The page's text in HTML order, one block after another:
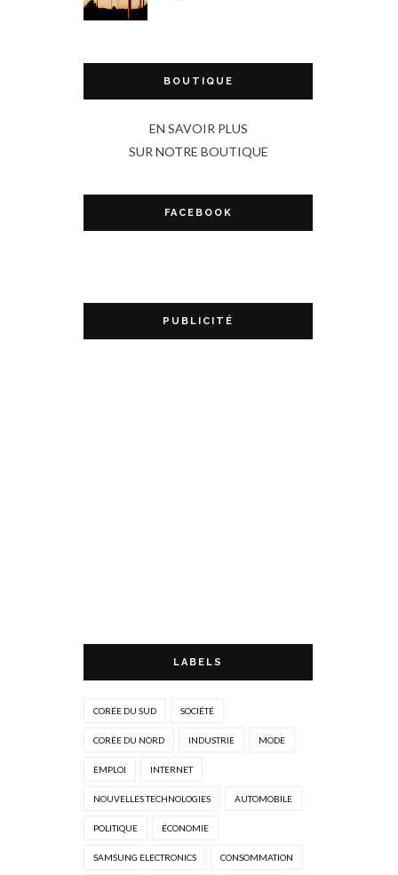
BOUTIQUE
EN SAVOIR PLUS
SUR NOTRE BOUTIQUE
FACEBOOK
PUBLICITÉ
LABELS
CORÉE DU SUD SOCIÉTÉ
CORÉE DU NORD INDUSTRIE MODE
EMPLOI INTERNET
NOUVELLES TECHNOLOGIES AUTOMOBILE
POLITIQUE ÉCONOMIE
SAMSUNG ELECTRONICS CONSOMMATION